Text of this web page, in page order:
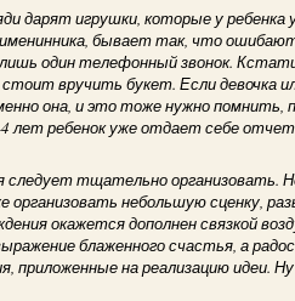
дарят игрушки, которые у
именинника, бывает так, что
один телефонный звонок.
вручить букет. Если девочка
она, и это тоже нужно помнить,
лет ребенок уже отдает себе
следует тщательно организовать.
организовать небольшую сценку,
окажется дополнен связкой
блаженного счастья, а
приложенные на реализацию идеи.